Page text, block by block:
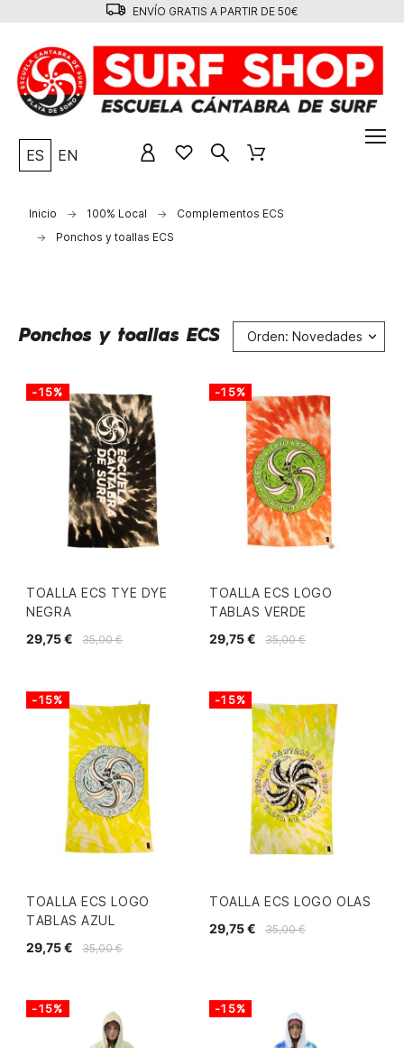
ENVÍO GRATIS A PARTIR DE 50€
ES EN
Inicio 100% Local
Complementos ECS
Ponchos y toallas ECS
Ponchos y toallas ECS Orden: Novedades
TOALLA ECS TYE DYE
NEGRA
35,00 €
29,75 €
-15%
TOALLA ECS LOGO
TABLAS VERDE
35,00 €
29,75 €
-15%
TOALLA ECS LOGO
TABLAS AZUL
35,00 €
29,75 €
-15%
TOALLA ECS LOGO OLAS
35,00 €
29,75 €
-15%
-15% -15%